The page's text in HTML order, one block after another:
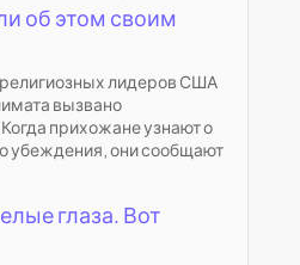
об этом своим
лидеров США
вызвано
прихожане узнают о
убеждения, они сообщают
глаза. Вот